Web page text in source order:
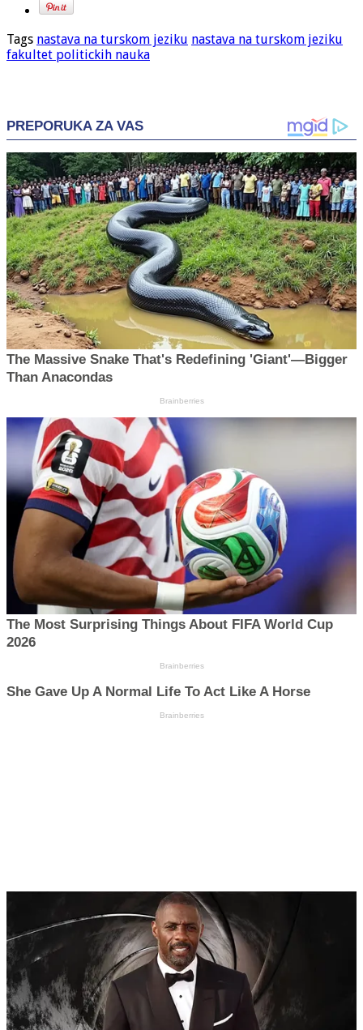
Tags nastava na turskom jeziku nastava na turskom jeziku
fakultet politickih nauka